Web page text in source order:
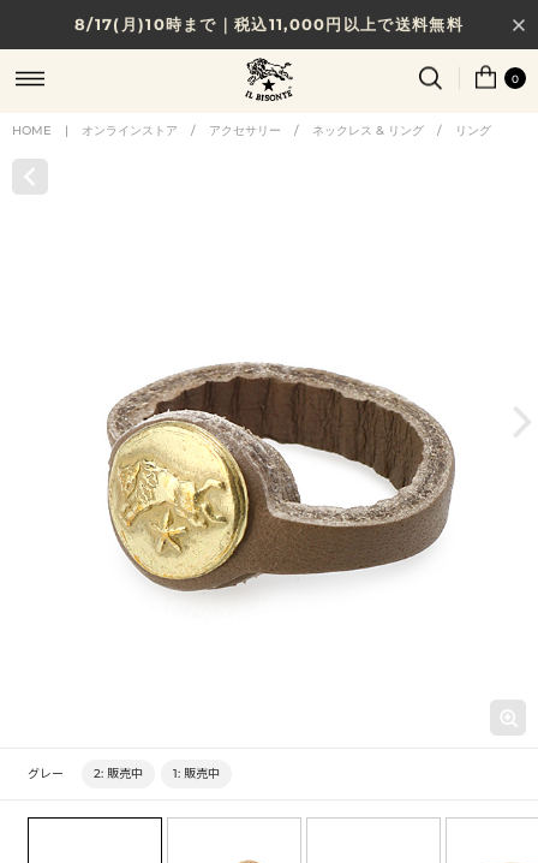
8/17(月)10時まで｜税込11,000円以上で送料無料
贈る相手やシーンから選べる、新しいギフトガイド
NEW IN｜COLOR LEATHER
0
HOME | オンラインストア / アクセサリー / ネックレス & リング / リング
グレー 2: 販売中 1: 販売中